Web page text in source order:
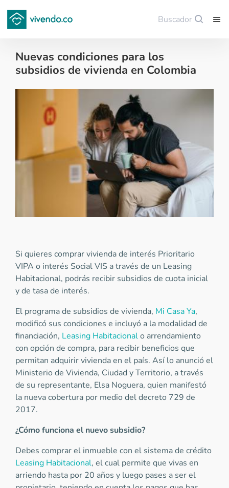
Buscador
Nuevas condiciones para los
subsidios de vivienda en Colombia
Financiación de vivienda - 2017-05-16
Si quieres comprar vivienda de interés Prioritario
VIPA o interés Social VIS a través de un Leasing
Habitacional, podrás recibir subsidios de cuota inicial
y de tasa de interés.
El programa de subsidios de vivienda, Mi Casa Ya,
modificó sus condiciones e incluyó a la modalidad de
financiación, Leasing Habitacionalo arrendamiento
con opción de compra, para recibir beneficios que
permitan adquirir vivienda en el país. Así lo anunció el
Ministerio de Vivienda, Ciudad y Territorio, a través
de su representante, Elsa Noguera, quien manifestó
la nueva cobertura por medio del decreto 729 de
2017.
¿Cómo funciona el nuevo subsidio?
Debes comprar el inmueble con el sistema de crédito
Leasing Habitacional, el cual permite que vivas en
arriendo hasta por 20 años y luego pases a ser el
Guardar